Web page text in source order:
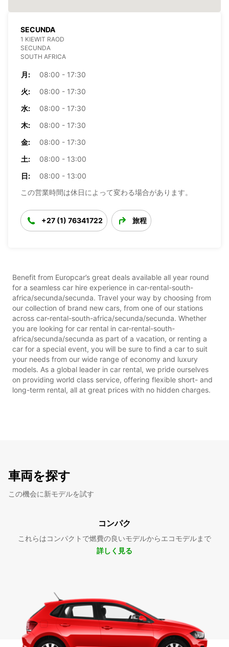
SECUNDA
1 KIEWIT RAOD
SECUNDA
SOUTH AFRICA
月:
08:00 - 17:30
火:
08:00 - 17:30
水:
08:00 - 17:30
木:
08:00 - 17:30
金:
08:00 - 17:30
土:
08:00 - 13:00
日:
08:00 - 13:00
この営業時間は休日によって変わる場合があります。
+27 (1) 76341722 旅程
Benefit from Europcar’s great deals available all year round
for a seamless car hire experience in car-rental-south-
africa/secunda/secunda. Travel your way by choosing from
our collection of brand new cars, from one of our stations
across car-rental-south-africa/secunda/secunda. Whether
you are looking for car rental in car-rental-south-
africa/secunda/secunda as part of a vacation, or renting a
car for a special event, you will be sure to find a car to suit
your needs from our wide range of economy and luxury
models. As a global leader in car rental, we pride ourselves
on providing world class service, offering flexible short- and
long-term rental, all at great prices with no hidden charges.
車両を探す
この機会に新モデルを試す
コンパク
これらはコンパクトで燃費の良いモデルからエコモデルまで
詳しく見る